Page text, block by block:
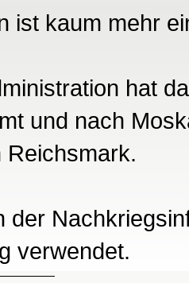
ist kaum mehr
hat
und nach
Reichsmark.
der
verwendet.